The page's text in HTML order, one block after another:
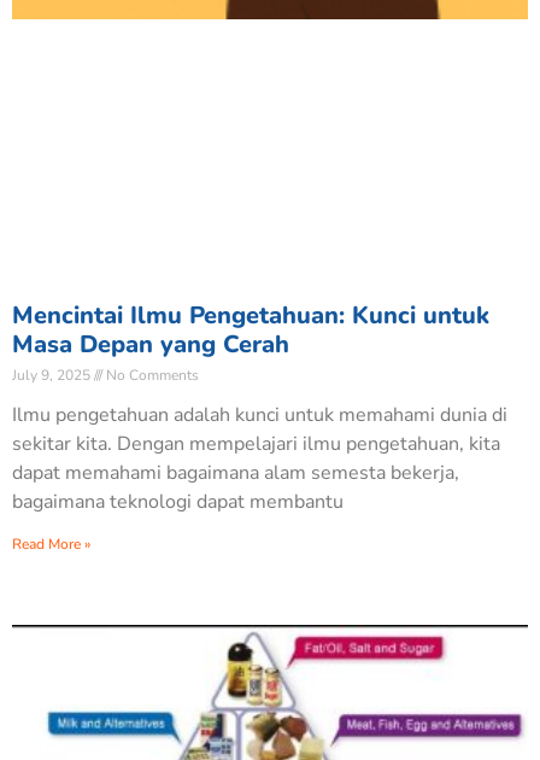
Mencintai Ilmu Pengetahuan: Kunci untuk
Masa Depan yang Cerah
July 9, 2025 No Comments
Ilmu pengetahuan adalah kunci untuk memahami dunia di
sekitar kita. Dengan mempelajari ilmu pengetahuan, kita
dapat memahami bagaimana alam semesta bekerja,
bagaimana teknologi dapat membantu
Read More »